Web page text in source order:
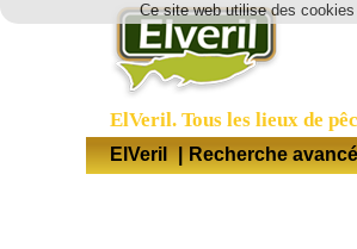
Ce site web utilise des
ElVeril. Tous les lieux de
ElVeril | Recherche